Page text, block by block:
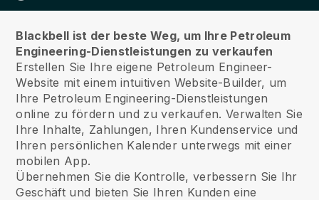
Blackbell ist der beste Weg, um Ihre Petroleum
Engineering-Dienstleistungen zu verkaufen
Erstellen Sie Ihre eigene Petroleum Engineer-
Website mit einem intuitiven Website-Builder, um
Ihre Petroleum Engineering-Dienstleistungen
online zu fördern und zu verkaufen. Verwalten Sie
Ihre Inhalte, Zahlungen, Ihren Kundenservice und
Ihren persönlichen Kalender unterwegs mit einer
mobilen App.
Übernehmen Sie die Kontrolle, verbessern Sie Ihr
Geschäft und bieten Sie Ihren Kunden eine